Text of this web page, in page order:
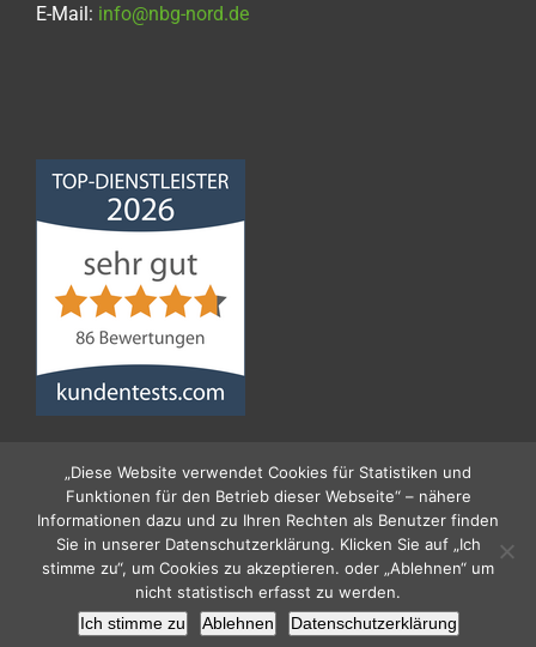
E-Mail: info@nbg-nord.de
Norddeutsche
Bauabdichtungsgesellschaft
mbH
von 5
86Bewertungen
mbHImpressum|Datenschutz|Kontakt
„Diese Website verwendet Cookies für Statistiken und
Funktionen für den Betrieb dieser Webseite“ – nähere
Informationen dazu und zu Ihren Rechten als Benutzer finden
Sie in unserer Datenschutzerklärung. Klicken Sie auf „Ich
stimme zu“, um Cookies zu akzeptieren. oder „Ablehnen“ um
nicht statistisch erfasst zu werden.
Ich stimme zu
Ablehnen Datenschutzerklärung